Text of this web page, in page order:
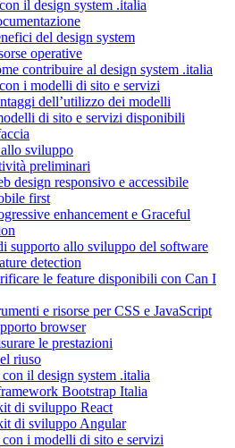
il design system .italia
del design system
operative
contribuire al design system .italia
i modelli di sito e servizi
dell’utilizzo dei modelli
di sito e servizi disponibili
sviluppo
preliminari
design responsivo e accessibile
first
enhancement e Graceful
supporto allo sviluppo del software
detection
le feature disponibili con Can I
e risorse per CSS e JavaScript
browser
le prestazioni
riuso
il design system .italia
Bootstrap Italia
di sviluppo React
di sviluppo Angular
i modelli di sito e servizi